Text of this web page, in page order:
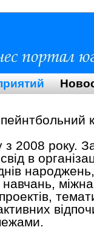
2008 року.
в
навчань,